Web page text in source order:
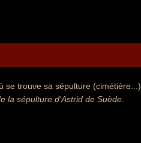
trouve sa sépulture (cimétière...).
la sépulture d'Astrid de Suède